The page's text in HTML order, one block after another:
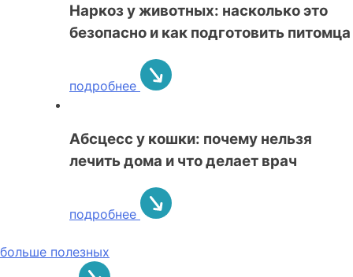
Наркоз у животных: насколько это
безопасно и как подготовить питомца
подробнее
Абсцесс у кошки: почему нельзя
лечить дома и что делает врач
подробнее
больше полезных